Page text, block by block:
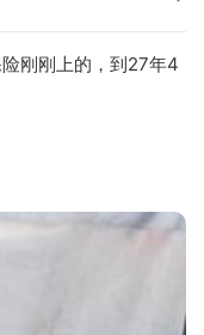
刚刚上的，到27年4